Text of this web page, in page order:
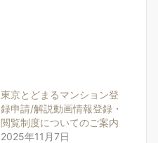
東京とどまるマンション登
録申請/解説動画情報登録・
閲覧制度についてのご案内
2025年11月7日